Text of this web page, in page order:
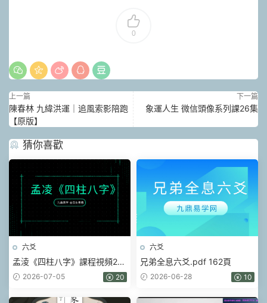
0
上一篇
陳春林 九緯洪運｜追風索影陪跑
【原版】
下一篇
象運人生 微信頭像系列課26集
猜你喜歡
六爻
孟淩《四柱八字》課程視頻22
集 2026-07-05 20
六爻
兄弟全息六爻.pdf 162頁
2026-06-28 10